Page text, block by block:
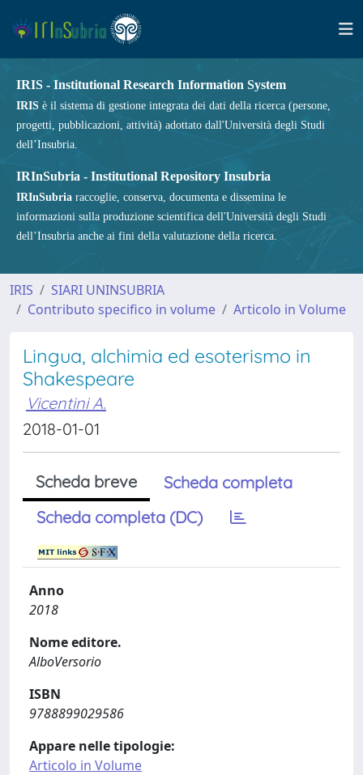
IRIS - Institutional Research Information System
IRIS è il sistema di gestione integrata dei dati della ricerca (persone,
progetti, pubblicazioni, attività) adottato dall'Università degli Studi
dell’Insubria.
IRInSubria - Institutional Repository Insubria
IRInSubria raccoglie, conserva, documenta e dissemina le
informazioni sulla produzione scientifica dell'Università degli Studi
dell’Insubria anche ai fini della valutazione della ricerca.
IRIS
SIARI UNINSUBRIA
Contributo specifico in volume
Articolo in Volume
Lingua, alchimia ed esoterismo in
Shakespeare
Vicentini A.
2018-01-01
Scheda breve
Scheda completa
Scheda completa (DC)
Anno
2018
Nome editore.
AlboVersorio
ISBN
9788899029586
Appare nelle tipologie:
Articolo in Volume